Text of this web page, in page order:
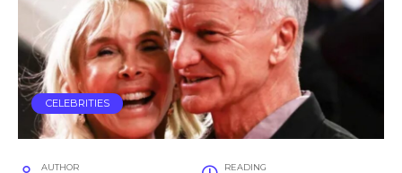
CELEBRITIES
AUTHOR READING